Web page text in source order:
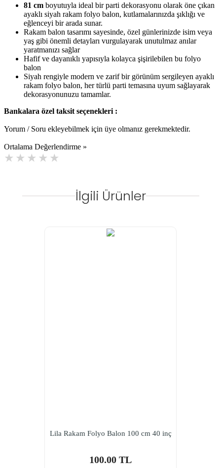
81 cm boyutuyla ideal bir parti dekorasyonu olarak öne çıkan
ayaklı siyah rakam folyo balon, kutlamalarınızda şıklığı ve
eğlenceyi bir arada sunar.
Rakam balon tasarımı sayesinde, özel günlerinizde isim veya
yaş gibi önemli detayları vurgulayarak unutulmaz anılar
yaratmanızı sağlar
Hafif ve dayanıklı yapısıyla kolayca şişirilebilen bu folyo
balon
Siyah rengiyle modern ve zarif bir görünüm sergileyen ayaklı
rakam folyo balon, her türlü parti temasına uyum sağlayarak
dekorasyonunuzu tamamlar.
Bankalara özel taksit seçenekleri :
Yorum / Soru ekleyebilmek için üye olmanız gerekmektedir.
Ortalama Değerlendirme »
İlgili Ürünler
Lila Rakam Folyo Balon 100 cm 40 inç
100.00 TL